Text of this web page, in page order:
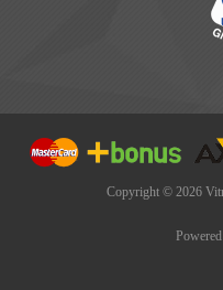
Copyright © 2026